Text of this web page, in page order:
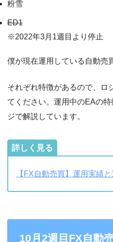
粉雪
ED1
※2022年3月1週目より停止
僕が現在運用している自動売
それぞれ特徴があるので、ロ
てください。運用中のEAの
ジで解説しています。
詳しく見る
【FX自動売買】運用実績
10月2週目FX自動